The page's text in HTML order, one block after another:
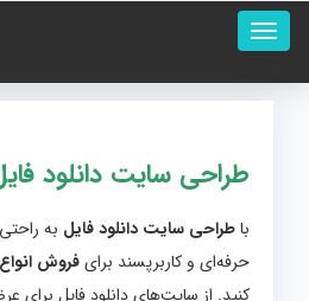
منو
اصلی
طراحی سایت دانلود
باطراحی سایت دانلود فایل به
حرفه‌ای و کاربرپسند برایفروش
کنید. از سایت‌های دانلود فایل برای